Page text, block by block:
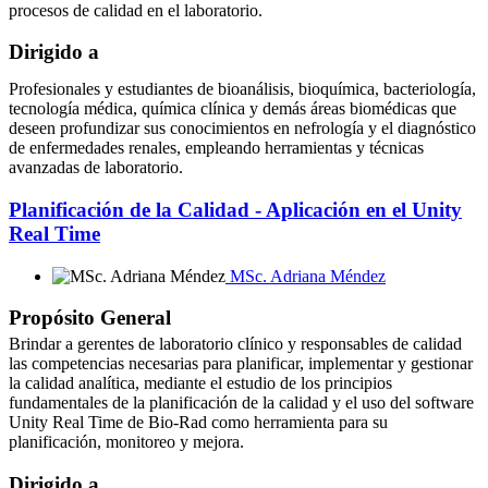
procesos de calidad en el laboratorio.
Dirigido a
Profesionales y estudiantes de bioanálisis, bioquímica, bacteriología,
tecnología médica, química clínica y demás áreas biomédicas que
deseen profundizar sus conocimientos en nefrología y el diagnóstico
de enfermedades renales, empleando herramientas y técnicas
avanzadas de laboratorio.
Planificación de la Calidad - Aplicación en el Unity
Real Time
MSc. Adriana Méndez
Propósito General
Brindar a gerentes de laboratorio clínico y responsables de calidad
las competencias necesarias para planificar, implementar y gestionar
la calidad analítica, mediante el estudio de los principios
fundamentales de la planificación de la calidad y el uso del software
Unity Real Time de Bio-Rad como herramienta para su
planificación, monitoreo y mejora.